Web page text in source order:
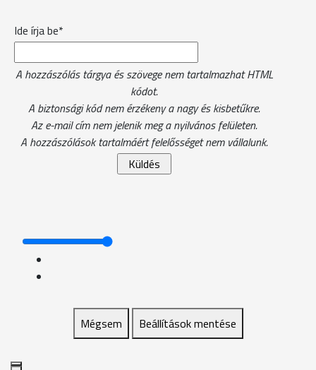
Ide írja be*
A hozzászólás tárgya és szövege nem tartalmazhat HTML
kódot.
A biztonsági kód nem érzékeny a nagy és kisbetűkre.
Az e-mail cím nem jelenik meg a nyilvános felületen.
A hozzászólások tartalmáért felelősséget nem vállalunk.
Mégsem Beállítások mentése